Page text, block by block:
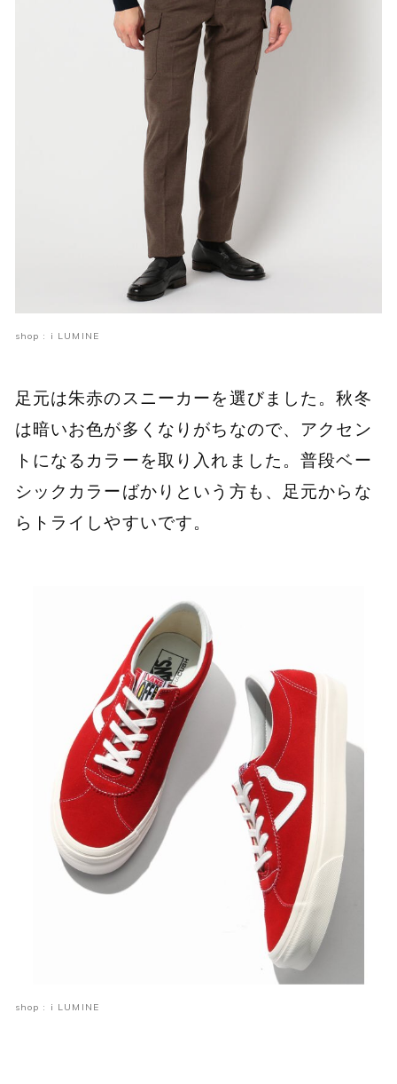
shop : i LUMINE
足元は朱赤のスニーカーを選びました。秋冬
は暗いお色が多くなりがちなので、アクセン
トになるカラーを取り入れました。普段ベー
シックカラーばかりという方も、足元からな
らトライしやすいです。
shop : i LUMINE